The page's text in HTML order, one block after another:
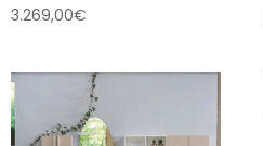
3.269,00€